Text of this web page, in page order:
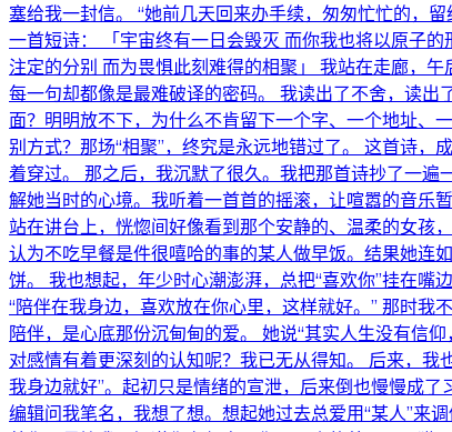
塞给我一封信。 “她前几天回来办手续，匆匆忙忙的，
一首短诗： 「宇宙终有一日会毁灭 而你我也将以原子的
注定的分别 而为畏惧此刻难得的相聚」 我站在走廊，
每一句却都像是最难破译的密码。 我读出了不舍，读
面？明明放不下，为什么不肯留下一个字、一个地址、
别方式？那场“相聚”，终究是永远地错过了。 这首诗
着穿过。 那之后，我沉默了很久。我把那首诗抄了一
解她当时的心境。我听着一首首的摇滚，让喧嚣的音乐
站在讲台上，恍惚间好像看到那个安静的、温柔的女孩
认为不吃早餐是件很嘻哈的事的某人做早饭。结果她连
饼。 我也想起，年少时心潮澎湃，总把“喜欢你”挂在嘴
“陪伴在我身边，喜欢放在你心里，这样就好。” 那时
陪伴，是心底那份沉甸甸的爱。 她说“其实人生没有信
对感情有着更深刻的认知呢？我已无从得知。 后来，我
我身边就好”。起初只是情绪的宣泄，后来倒也慢慢成
编辑问我笔名，我想了想。想起她过去总爱用“某人”来